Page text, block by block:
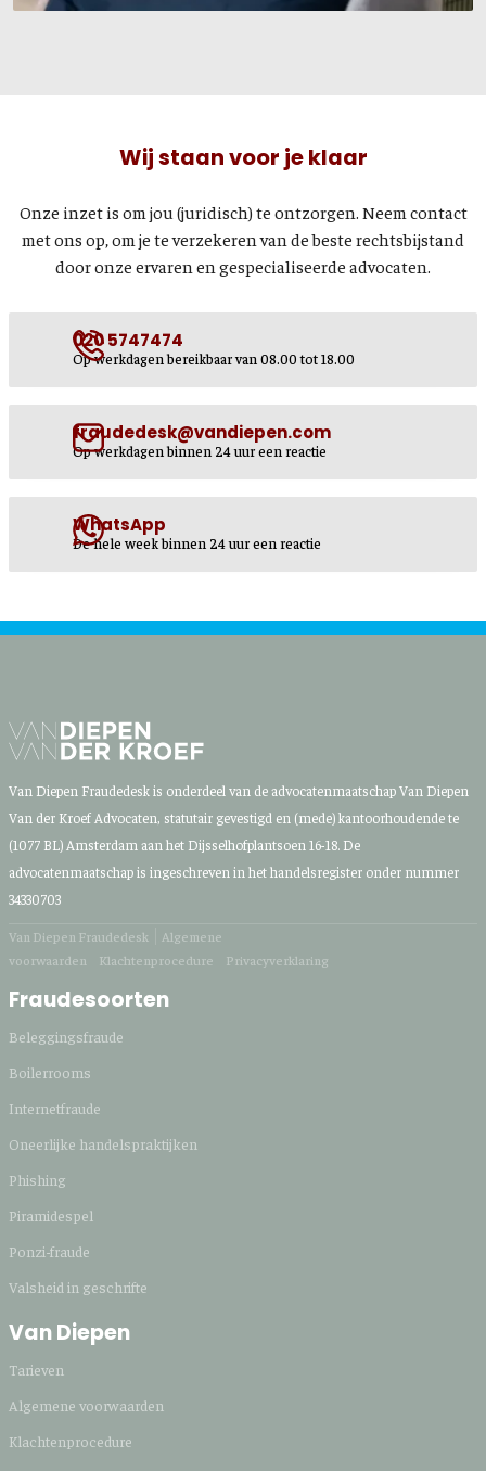
Wij staan voor je klaar
Onze inzet is om jou (juridisch) te ontzorgen. Neem contact
met ons op, om je te verzekeren van de beste rechtsbijstand
door onze ervaren en gespecialiseerde advocaten.
020 5747474
Op werkdagen bereikbaar van 08.00 tot 18.00
fraudedesk@vandiepen.com
Op werkdagen binnen 24 uur een reactie
WhatsApp
De hele week binnen 24 uur een reactie
Van Diepen Fraudedesk is onderdeel van de advocatenmaatschap Van Diepen
Van der Kroef Advocaten, statutair gevestigd en (mede) kantoorhoudende te
(1077 BL) Amsterdam aan het Dijsselhofplantsoen 16-18. De
advocatenmaatschap is ingeschreven in het handelsregister onder nummer
34330703
Van Diepen Fraudedesk
Algemene
voorwaarden
Klachtenprocedure Privacyverklaring
Fraudesoorten
Beleggingsfraude
Boilerrooms
Internetfraude
Oneerlijke handelspraktijken
Phishing
Piramidespel
Ponzi-fraude
Valsheid in geschrifte
Van Diepen
Tarieven
Algemene voorwaarden
Klachtenprocedure